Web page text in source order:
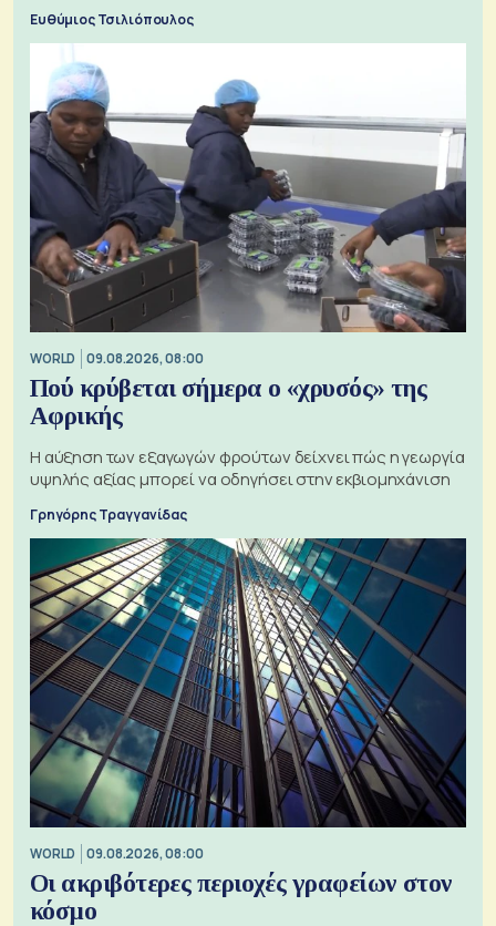
Ευθύμιος Τσιλιόπουλος
WORLD 09.08.2026, 08:00
Πού κρύβεται σήμερα ο «χρυσός» της
Αφρικής
Η αύξηση των εξαγωγών φρούτων δείχνει πώς η γεωργία
υψηλής αξίας μπορεί να οδηγήσει στην εκβιομηχάνιση
Γρηγόρης Τραγγανίδας
WORLD 09.08.2026, 08:00
Οι ακριβότερες περιοχές γραφείων στον
κόσμο